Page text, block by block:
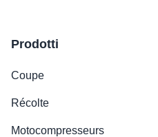
Prodotti
Coupe
Récolte
Motocompresseurs